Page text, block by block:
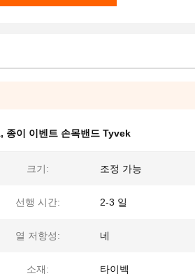
, 종이 이벤트 손목밴드 Tyvek
크기: 조정 가능
선행 시간: 2-3 일
열 저항성: 네
소재: 타이벡